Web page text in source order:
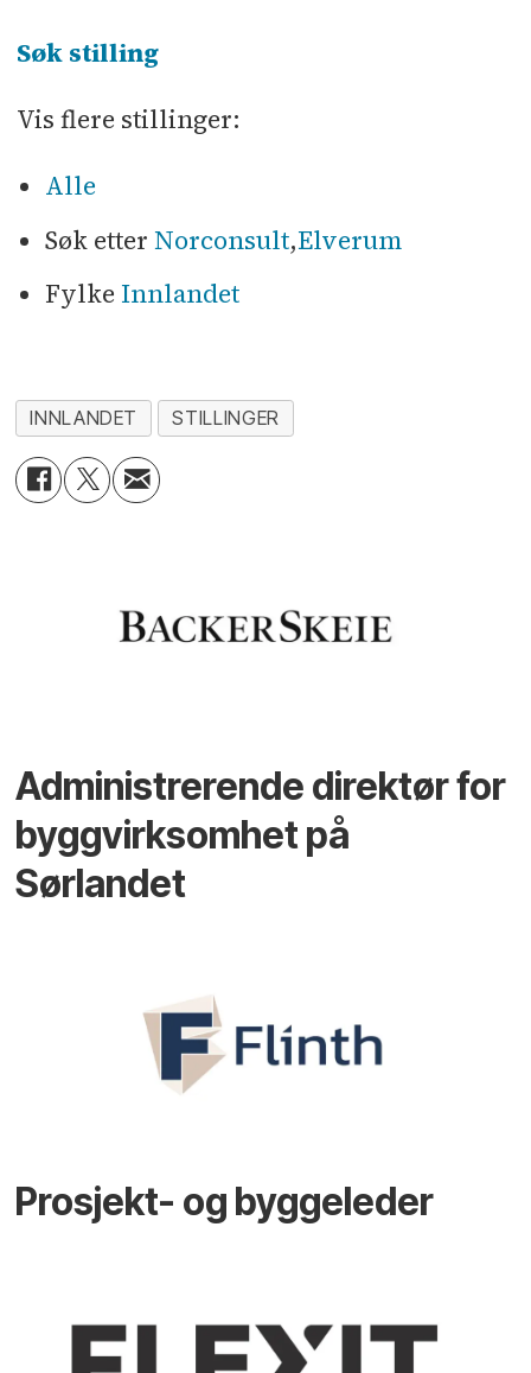
Søk stilling
Vis flere stillinger:
Alle
Søk etter Norconsult,Elverum
Fylke Innlandet
INNLANDET STILLINGER
Administrerende direktør for
byggvirksomhet på
Sørlandet
Prosjekt- og byggeleder